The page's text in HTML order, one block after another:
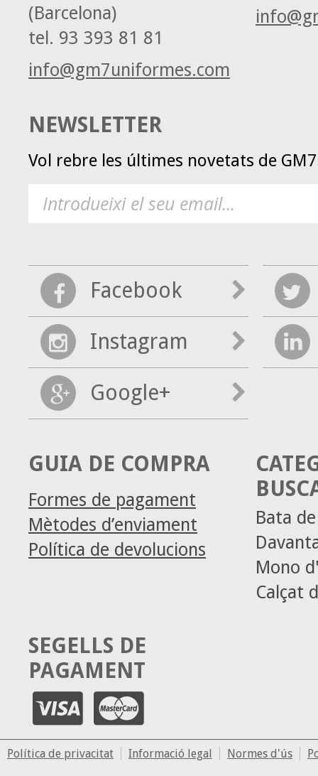
(Barcelona)
tel. 93 393 81 81
info@gm7uniformes.com
NEWSLETTER
Vol rebre les últimes novetats de
Facebook
Instagram
Google+
GUIA DE COMPRA
Formes de pagament
Mètodes d’enviament
Política de devolucions
Bata
Mono
Calçat
SEGELLS DE
PAGAMENT
Política de privacitat Informació legal Normes d'ús